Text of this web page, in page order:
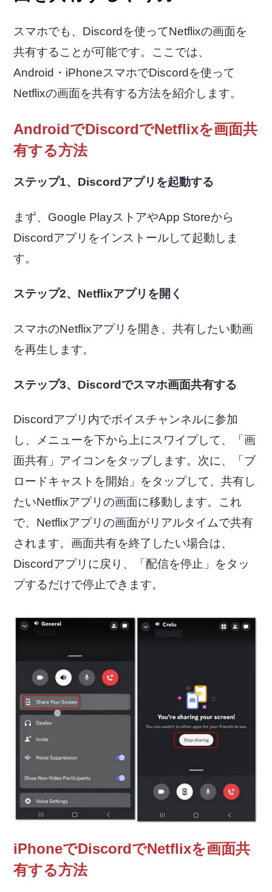
スマホでも、Discordを使ってNetflixの画面を
共有することが可能です。ここでは、
Android・iPhoneスマホでDiscordを使って
Netflixの画面を共有する方法を紹介します。
AndroidでDiscordでNetflixを画面共
有する方法
ステップ1、Discordアプリを起動する
まず、Google PlayストアやApp Storeから
Discordアプリをインストールして起動しま
す。
ステップ2、Netflixアプリを開く
スマホのNetflixアプリを開き、共有したい動画
を再生します。
ステップ3、Discordでスマホ画面共有する
Discordアプリ内でボイスチャンネルに参加
し、メニューを下から上にスワイプして、「画
面共有」アイコンをタップします。次に、「ブ
ロードキャストを開始」をタップして、共有し
たいNetflixアプリの画面に移動します。これ
で、Netflixアプリの画面がリアルタイムで共有
されます。画面共有を終了したい場合は、
Discordアプリに戻り、「配信を停止」をタッ
プするだけで停止できます。
iPhoneでDiscordでNetflixを画面共
有する方法